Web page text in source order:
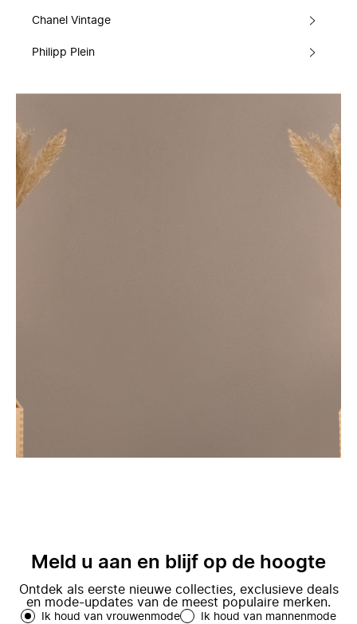
Chanel Vintage
Philipp Plein
Meld u aan en blijf op de hoogte
Ontdek als eerste nieuwe collecties, exclusieve deals
en mode-updates van de meest populaire merken.
Ik houd van vrouwenmode Ik houd van mannenmode